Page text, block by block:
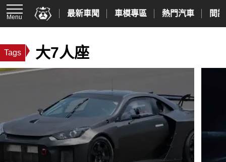
Menu 最新車聞 車模專區 熱門汽車 間
Tags 大7人座